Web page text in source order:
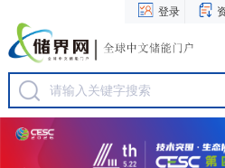
登录